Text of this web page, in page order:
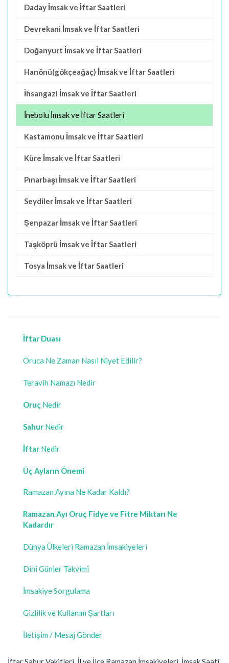
Daday İmsak ve İftar Saatleri
Devrekani İmsak ve İftar Saatleri
Doğanyurt İmsak ve İftar Saatleri
Hanönü(gökçeağaç) İmsak ve İftar Saatleri
İhsangazi İmsak ve İftar Saatleri
İnebolu İmsak ve İftar Saatleri
Kastamonu İmsak ve İftar Saatleri
Küre İmsak ve İftar Saatleri
Pınarbaşı İmsak ve İftar Saatleri
Seydiler İmsak ve İftar Saatleri
Şenpazar İmsak ve İftar Saatleri
Taşköprü İmsak ve İftar Saatleri
Tosya İmsak ve İftar Saatleri
İftar Duası
Oruca Ne Zaman Nasıl Niyet Edilir?
Teravih Namazı Nedir
Oruç Nedir
Sahur Nedir
İftar Nedir
Üç Ayların Önemi
Ramazan Ayına Ne Kadar Kaldı?
Ramazan Ayı Oruç Fidye ve Fitre Miktarı Ne
Kadardır
Dünya Ülkeleri Ramazan İmsakiyeleri
Dini Günler Takvimi
İmsakiye Sorgulama
Gizlilik ve Kullanım Şartları
İletişim / Mesaj Gönder